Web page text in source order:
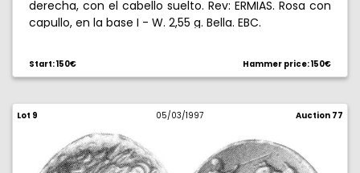
derecha, con el cabello suelto. Rev: ERMIAS. Rosa con
capullo, en la base I - W. 2,55 g. Bella. EBC.
Start: 150€ Hammer price: 150€
Lot 9 05/03/1997 Auction 77